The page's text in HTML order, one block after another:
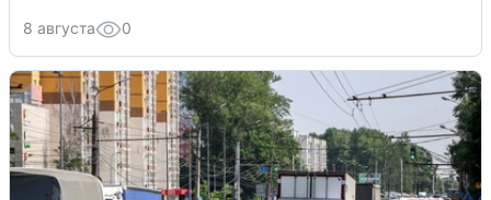
8 августа 0